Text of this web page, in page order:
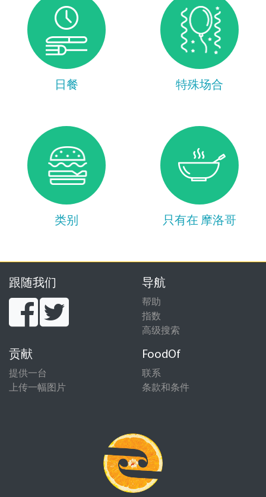
日餐 特殊场合
类别 只有在 摩洛哥
跟随我们 导航
帮助
指数
高级搜索
贡献
提供一台
上传一幅图片
FoodOf
联系
条款和条件